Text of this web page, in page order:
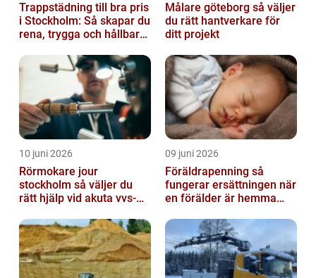
Trappstädning till bra pris
i Stockholm: Så skapar du
rena, trygga och hållbara
Målare göteborg så väljer
du rätt hantverkare för
ditt projekt
10 juni 2026
Rörmokare jour
stockholm så väljer du
rätt hjälp vid akuta vvs-
09 juni 2026
Föräldrapenning så
fungerar ersättningen när
en förälder är hemma